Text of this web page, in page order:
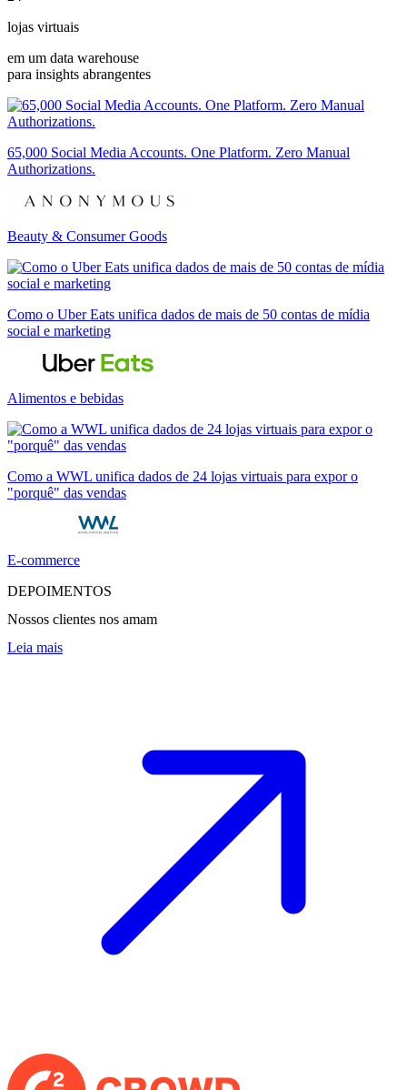
lojas virtuais
em um data warehouse
para insights abrangentes
65,000 Social Media Accounts. One Platform. Zero Manual
Authorizations.
Beauty & Consumer Goods
Como o Uber Eats unifica dados de mais de 50 contas de mídia
social e marketing
Alimentos e bebidas
Como a WWL unifica dados de 24 lojas virtuais para expor o
"porquê" das vendas
E-commerce
DEPOIMENTOS
Nossos clientes nos amam
Leia mais